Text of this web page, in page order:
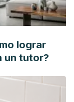
lograr
un tutor?